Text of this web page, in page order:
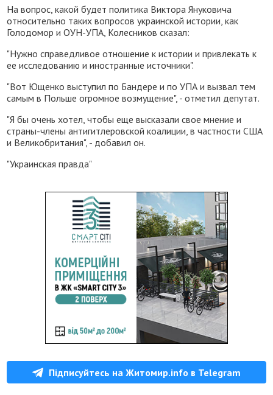
На вопрос, какой будет политика Виктора Януковича
относительно таких вопросов украинской истории, как
Голодомор и ОУН-УПА, Колесников сказал:
"Нужно справедливое отношение к истории и привлекать к
ее исследованию и иностранные источники".
"Вот Ющенко выступил по Бандере и по УПА и вызвал тем
самым в Польше огромное возмущение", - отметил депутат.
"Я бы очень хотел, чтобы еще высказали свое мнение и
страны-члены антигитлеровской коалиции, в частности США
и Великобритания", - добавил он.
"Украинская правда"
Підписуйтесь на Житомир.info в Telegram